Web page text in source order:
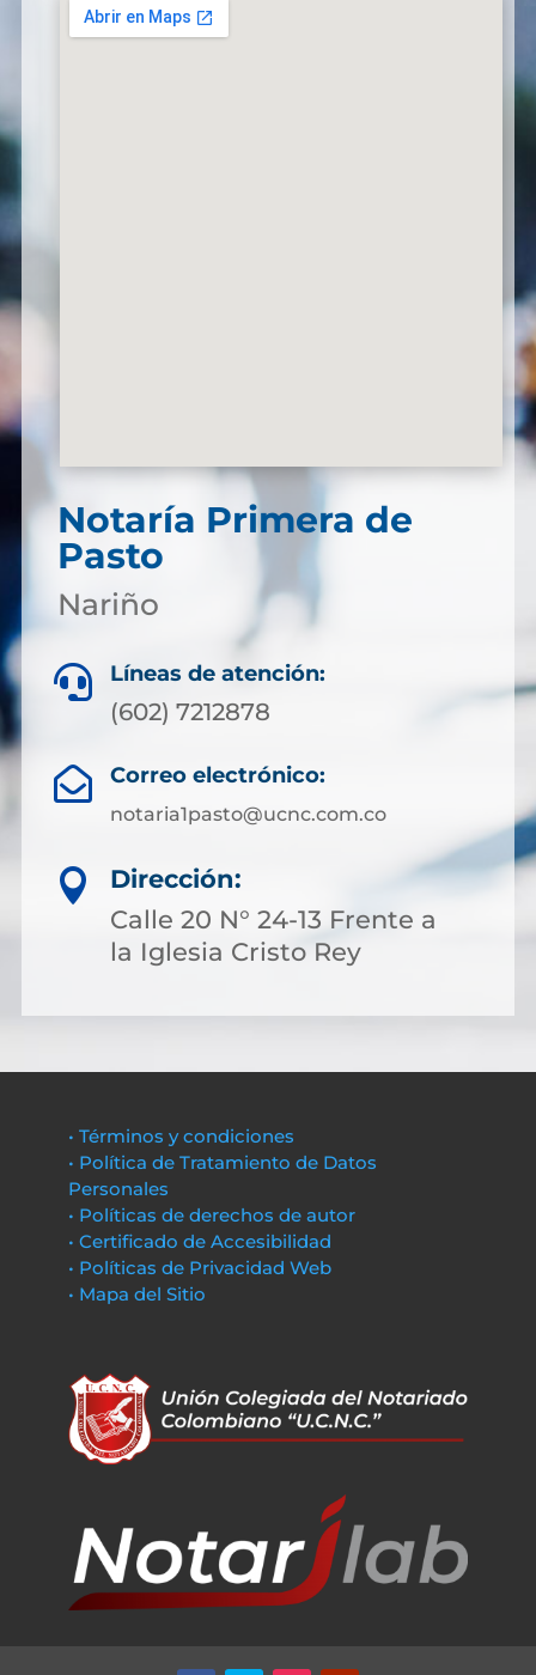
Notaría Primera de
Pasto
Nariño
 Líneas de atención:
(602) 7212878
 Correo electrónico:
notaria1pasto@ucnc.com.co

Dirección:
Calle 20 N° 24-13 Frente a
la Iglesia Cristo Rey
• Términos y condiciones
• Política de Tratamiento de Datos
Personales
• Políticas de derechos de autor
• Certificado de Accesibilidad
• Políticas de Privacidad Web
• Mapa del Sitio